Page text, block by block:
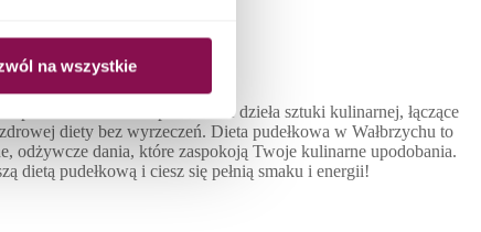
na wszystkie
dania to prawdziwe dzieła sztuki kulinarnej, łączące
diety bez wyrzeczeń. Dieta pudełkowa w Wałbrzychu to
odżywcze dania, które zaspokoją Twoje kulinarne upodobania.
dietą pudełkową i ciesz się pełnią smaku i energii!